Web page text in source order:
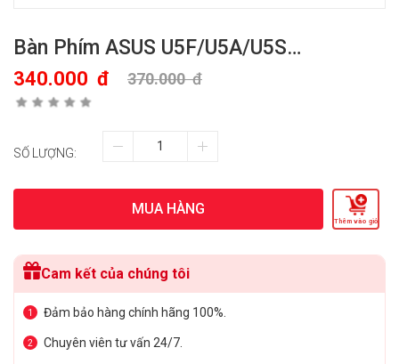
Bàn Phím ASUS U5F/U5A/U5S…
340.000 đ 370.000đ
SỐ LƯỢNG:
MUA HÀNG
Thêm vào giỏ
Cam kết của chúng tôi
1 Đảm bảo hàng chính hãng 100%.
2 Chuyên viên tư vấn 24/7.